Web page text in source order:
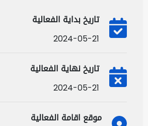
تاريخ بداية الفعالية
2024-05-21
تاريخ نهاية الفعالية
2024-05-21
موقع اقامة الفعالية